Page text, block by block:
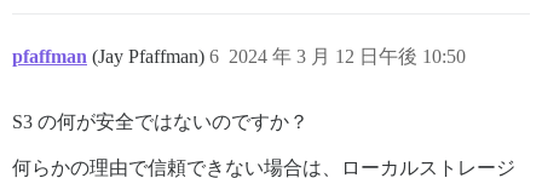
pfaffman (Jay Pfaffman) 2024 年 3 月 12 日午後 10:50
6
S3 の何が安全ではないのですか？
何らかの理由で信頼できない場合は、ローカルストレージ